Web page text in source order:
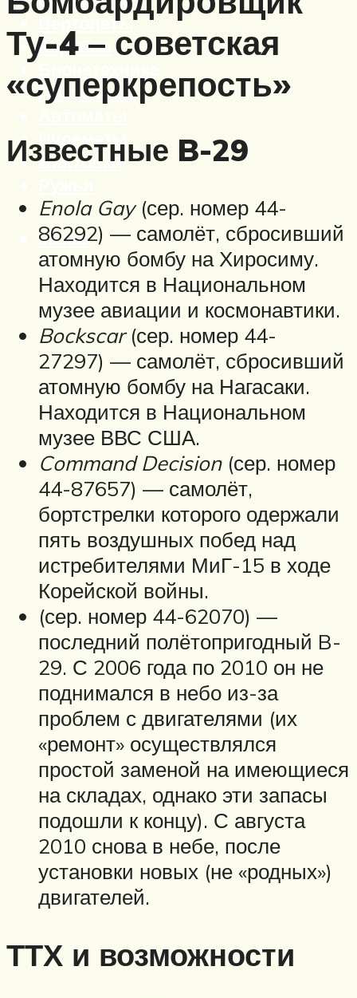
Вертолеты
Корабли
Пистолеты
Пулеметы
Винтовки
Меню
Ту-4 – советская
«суперкрепость»
Известные B-29
Enola Gay(сер. номер 44-
86292) — самолёт, сбросивший
атомную бомбу на Хиросиму.
Находится в Национальном
музее авиации и космонавтики.
Bockscar(сер. номер 44-
27297) — самолёт, сбросивший
атомную бомбу на Нагасаки.
Находится в Национальном
музее ВВС США.
Command Decision(сер. номер
44-87657) — самолёт,
бортстрелки которого одержали
пять воздушных побед над
истребителями МиГ-15 в ходе
Корейской войны.
(сер. номер 44-62070) —
последний полётопригодный B-
29. С 2006 года по 2010 он не
поднимался в небо из-за
проблем с двигателями (их
«ремонт» осуществлялся
простой заменой на имеющиеся
на складах, однако эти запасы
подошли к концу). С августа
2010 снова в небе, после
установки новых (не «родных»)
двигателей.
ТТХ и возможности